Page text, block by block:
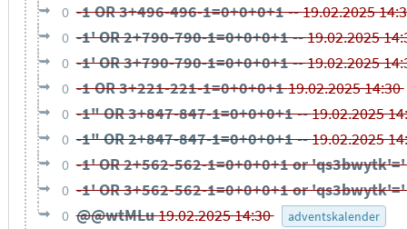
0 -1 OR 3+496-496-1=0+0+0+1 --19.02.2025
0 -1' OR 2+790-790-1=0+0+0+1 --19.02.2025
0 -1' OR 3+790-790-1=0+0+0+1 --19.02.2025
0 -1 OR 3+221-221-1=0+0+0+119.02.2025 14:30
0 -1" OR 3+847-847-1=0+0+0+1 --19.02.2025
0 -1" OR 2+847-847-1=0+0+0+1 --19.02.2025
0 -1' OR 2+562-562-1=0+0+0+1 or
0 -1' OR 3+562-562-1=0+0+0+1 or
0 @@wtMLu19.02.2025 14:30 adventskalender